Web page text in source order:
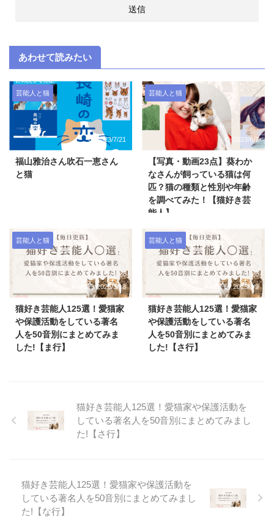
あわせて読みたい
芸能人と猫
2023/7/21
福山雅治さん吹石一恵さん
と猫
芸能人と猫
2023/6/7
【写真・動画23点】葵わか
なさんが飼っている猫は何
匹？猫の種類と性別や年齢
を調べてみた！【猫好き芸
能人】
芸能人と猫
2025/3/18
猫好き芸能人125選！愛猫家
や保護活動をしている著名
人を50音別にまとめてみま
した!【ま行】
芸能人と猫
2025/1/9
猫好き芸能人125選！愛猫家
や保護活動をしている著名
人を50音別にまとめてみま
した!【さ行】
猫好き芸能人125選！愛猫家や保護活動を
している著名人を50音別にまとめてみまし
た!【さ行】
猫好き芸能人125選！愛猫家や保護活動を
している著名人を50音別にまとめてみまし
た!【な行】